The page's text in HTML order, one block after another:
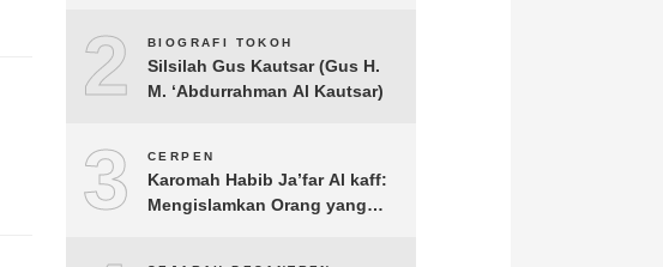
2 BIOGRAFI TOKOH
Silsilah Gus Kautsar (Gus H.
M. ‘Abdurrahman Al Kautsar)
3 CERPEN
Karomah Habib Ja’far Al kaff:
Mengislamkan Orang yang